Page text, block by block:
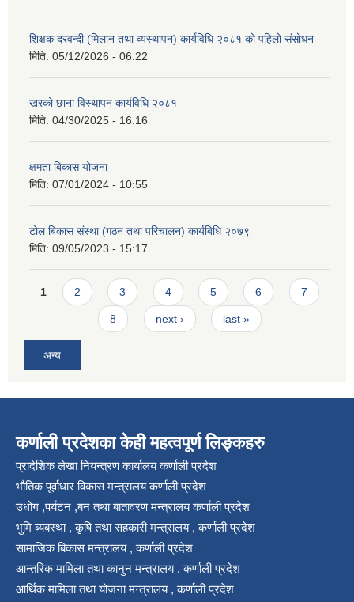
शिक्षक दरवन्दी (मिलान तथा व्यस्थापन) कार्यविधि २०८१ को पहिलो संसोधन
मिति: 05/12/2026 - 06:22
खरको छाना विस्थापन कार्यविधि २०८१
मिति: 04/30/2025 - 16:16
क्षमता बिकास योजना
मिति: 07/01/2024 - 10:55
टोल बिकास संस्था (गठन तथा परिचालन) कार्यबिधि २०७९
मिति: 09/05/2023 - 15:17
Pages
1 2 3 4 5 6 7
8 next › last »
अन्य
कर्णाली प्रदेशका केही महत्वपूर्ण लिङ्कहरु
प्रादेशिक लेखा नियन्त्रण कार्यालय कर्णाली प्रदेश
भौतिक पूर्वाधार विकास मन्त्रालय कर्णाली प्रदेश
उधोग ,पर्यटन ,बन तथा बातावरण मन्त्रालय कर्णाली प्रदेश
भुमि ब्यबस्था , कृषि तथा सहकारी मन्त्रालय , कर्णाली प्रदेश
सामाजिक बिकास मन्त्रालय , कर्णाली प्रदेश
आन्तरिक मामिला तथा कानुन मन्त्रालय , कर्णाली प्रदेश
आर्थिक मामिला तथा योजना मन्त्रालय , कर्णाली प्रदेश